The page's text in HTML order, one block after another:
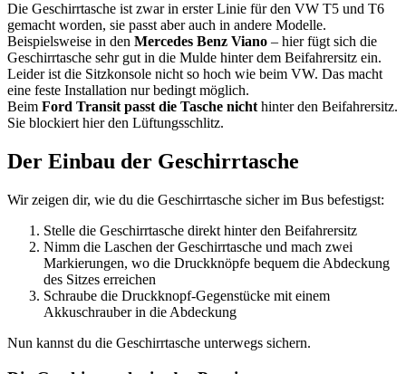
Die Geschirrtasche ist zwar in erster Linie für den VW T5 und T6
gemacht worden, sie passt aber auch in andere Modelle.
Beispielsweise in den Mercedes Benz Viano – hier fügt sich die
Geschirrtasche sehr gut in die Mulde hinter dem Beifahrersitz ein.
Leider ist die Sitzkonsole nicht so hoch wie beim VW. Das macht
eine feste Installation nur bedingt möglich.
Beim Ford Transit passt die Tasche nicht hinter den Beifahrersitz.
Sie blockiert hier den Lüftungsschlitz.
Der Einbau der Geschirrtasche
Wir zeigen dir, wie du die Geschirrtasche sicher im Bus befestigst:
Stelle die Geschirrtasche direkt hinter den Beifahrersitz
Nimm die Laschen der Geschirrtasche und mach zwei
Markierungen, wo die Druckknöpfe bequem die Abdeckung
des Sitzes erreichen
Schraube die Druckknopf-Gegenstücke mit einem
Akkuschrauber in die Abdeckung
Nun kannst du die Geschirrtasche unterwegs sichern.